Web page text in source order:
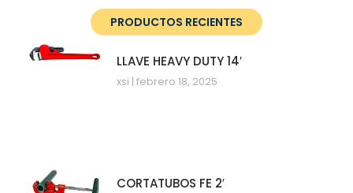
PRODUCTOS RECIENTES
LLAVE HEAVY DUTY 14′
xsi febrero 18, 2025
CORTATUBOS FE 2′